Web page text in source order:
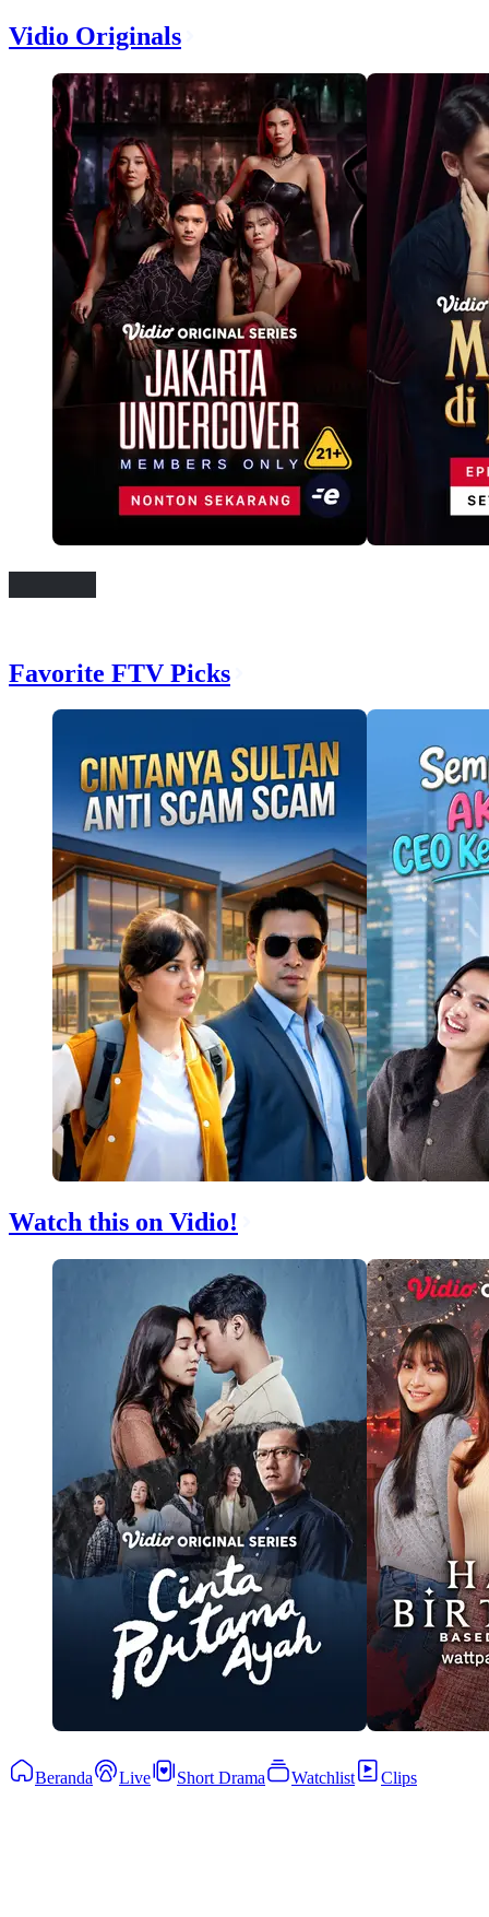
Vidio Originals
Favorite FTV Picks
Watch this on Vidio!
Beranda Live Short Drama Watchlist Clips